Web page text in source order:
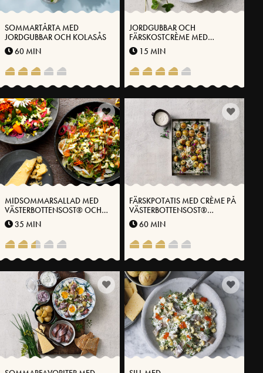
SOMMARTÅRTA MED
JORDGUBBAR OCH KOLASÅS
60 MIN
JORDGUBBAR OCH
FÄRSKOSTCRÈME MED
VÄSTERBOTTENSOST® VANILJ
OCH PISTAGENÖTTER
15 MIN
MIDSOMMARSALLAD MED
VÄSTERBOTTENSOST® OCH
GUBBRÖRA
35 MIN
FÄRSKPOTATIS MED CRÈME PÅ
VÄSTERBOTTENSOST®
ÖRTOLJA OCH SYRAD
SOMMARLÖK
60 MIN